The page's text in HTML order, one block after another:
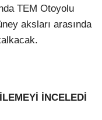
TEM Otoyolu
aksları arasında
İNCELEDİ